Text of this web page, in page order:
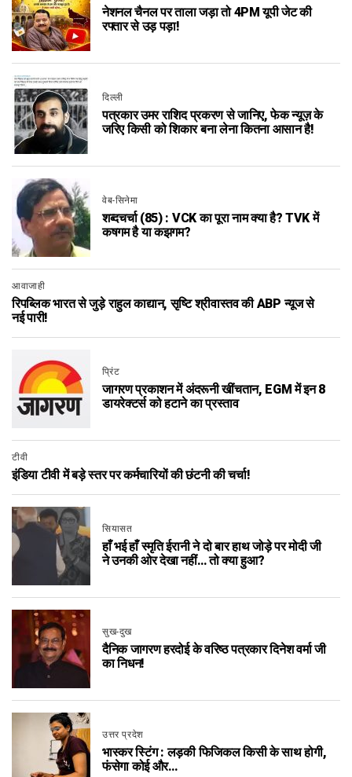
नेशनल चैनल पर ताला जड़ा तो 4PM यूपी जेट की
रफ्तार से उड़ पड़ा!
दिल्ली
पत्रकार उमर राशिद प्रकरण से जानिए, फेक न्यूज़ के
जरिए किसी को शिकार बना लेना कितना आसान है!
वेब-सिनेमा
शब्दचर्चा (85) : VCK का पूरा नाम क्या है? TVK में
कषगम है या कझगम?
आवाजाही
रिपब्लिक भारत से जुड़े राहुल काद्यान, सृष्टि श्रीवास्तव की ABP न्यूज से
नई पारी!
प्रिंट
जागरण प्रकाशन में अंदरूनी खींचतान, EGM में इन 8
डायरेक्टर्स को हटाने का प्रस्ताव
टीवी
इंडिया टीवी में बड़े स्तर पर कर्मचारियों की छंटनी की चर्चा!
सियासत
हाँ भई हाँ स्मृति ईरानी ने दो बार हाथ जोड़े पर मोदी जी
ने उनकी ओर देखा नहीं… तो क्या हुआ?
सुख-दुख
दैनिक जागरण हरदोई के वरिष्ठ पत्रकार दिनेश वर्मा जी
का निधन!
उत्तर प्रदेश
भास्कर स्टिंग : लड़की फिजिकल किसी के साथ होगी,
फंसेगा कोई और…